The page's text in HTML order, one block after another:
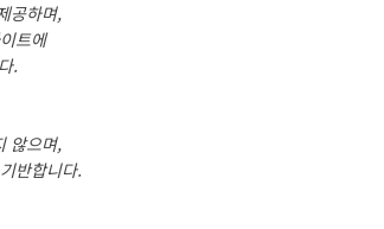
공하며,
트에
.
않으며,
반합니다.